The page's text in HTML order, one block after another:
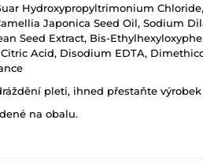
Hydroxypropyltrimonium
Japonica Seed Oil, Sodium
Seed Extract, Bis-
Acid, Disodium EDTA,
pleti, ihned přestaňte
na obalu.